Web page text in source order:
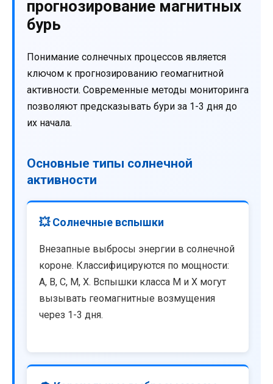
прогнозирование магнитных
бурь
Понимание солнечных процессов является
ключом к прогнозированию геомагнитной
активности. Современные методы мониторинга
позволяют предсказывать бури за 1-3 дня до
их начала.
Основные типы солнечной
активности
💥 Солнечные вспышки
Внезапные выбросы энергии в солнечной
короне. Классифицируются по мощности:
A, B, C, M, X. Вспышки класса M и X могут
вызывать геомагнитные возмущения
через 1-3 дня.